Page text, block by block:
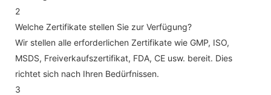
2
Welche Zertifikate stellen Sie zur Verfügung?
Wir stellen alle erforderlichen Zertifikate wie GMP, ISO,
MSDS, Freiverkaufszertifikat, FDA, CE usw. bereit. Dies
richtet sich nach Ihren Bedürfnissen.
3